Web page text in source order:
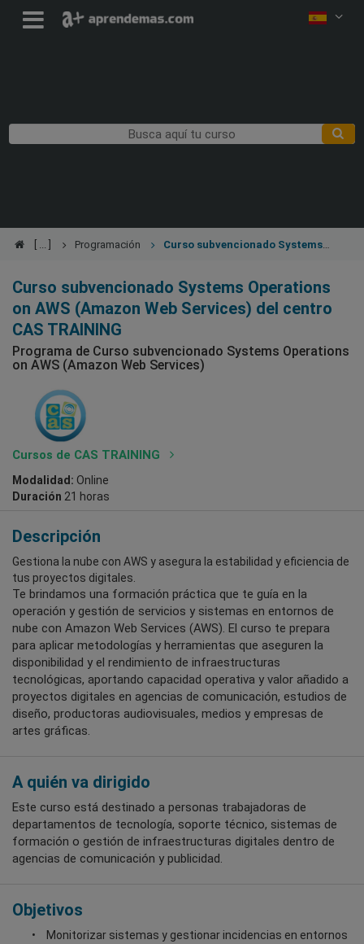
Programación
Curso subvencionado Systems Operations
on AWS (Amazon Web Services) del centro
CAS TRAINING
Programa de Curso subvencionado Systems Operations
on AWS (Amazon Web Services)
Cursos de CAS TRAINING
Modalidad: Online
Duración 21 horas
Descripción
Gestiona la nube con AWS y asegura la estabilidad y eficiencia de
tus proyectos digitales.
Te brindamos una formación práctica que te guía en la
operación y gestión de servicios y sistemas en entornos de
nube con Amazon Web Services (AWS). El curso te prepara
para aplicar metodologías y herramientas que aseguren la
disponibilidad y el rendimiento de infraestructuras
tecnológicas, aportando capacidad operativa y valor añadido a
proyectos digitales en agencias de comunicación, estudios de
diseño, productoras audiovisuales, medios y empresas de
artes gráficas.
A quién va dirigido
Este curso está destinado a personas trabajadoras de
departamentos de tecnología, soporte técnico, sistemas de
formación o gestión de infraestructuras digitales dentro de
agencias de comunicación y publicidad.
Objetivos
Monitorizar sistemas y gestionar incidencias en entornos